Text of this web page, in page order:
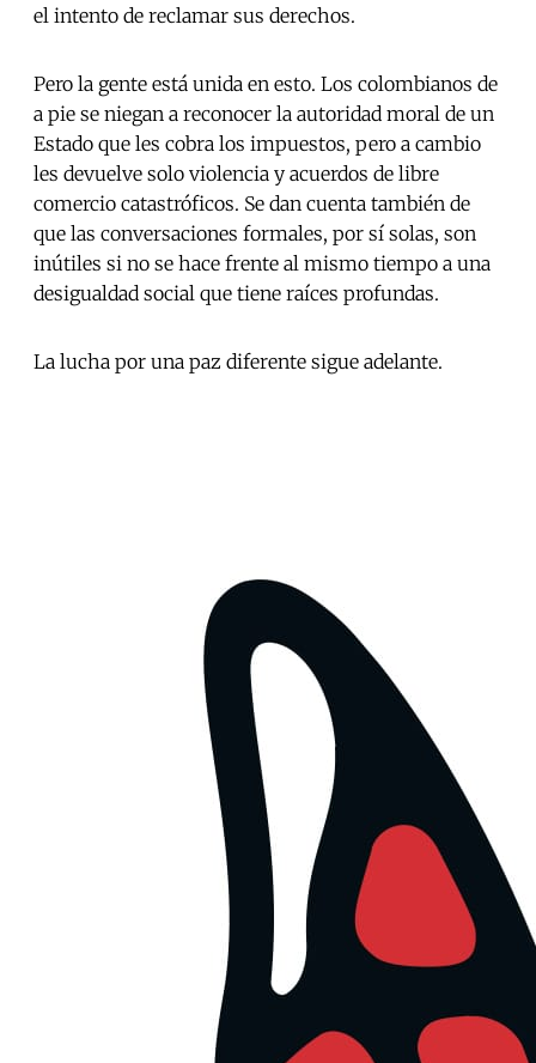
el intento de reclamar sus derechos.
Pero la gente está unida en esto. Los colombianos de
a pie se niegan a reconocer la autoridad moral de un
Estado que les cobra los impuestos, pero a cambio
les devuelve solo violencia y acuerdos de libre
comercio catastróficos. Se dan cuenta también de
que las conversaciones formales, por sí solas, son
inútiles si no se hace frente al mismo tiempo a una
desigualdad social que tiene raíces profundas.
La lucha por una paz diferente sigue adelante.